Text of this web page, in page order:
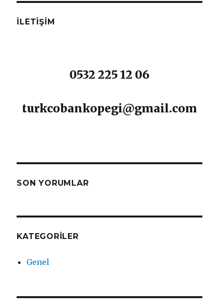
İLETIŞIM
0532 225 12 06
turkcobankopegi@gmail.com
SON YORUMLAR
KATEGORILER
Genel